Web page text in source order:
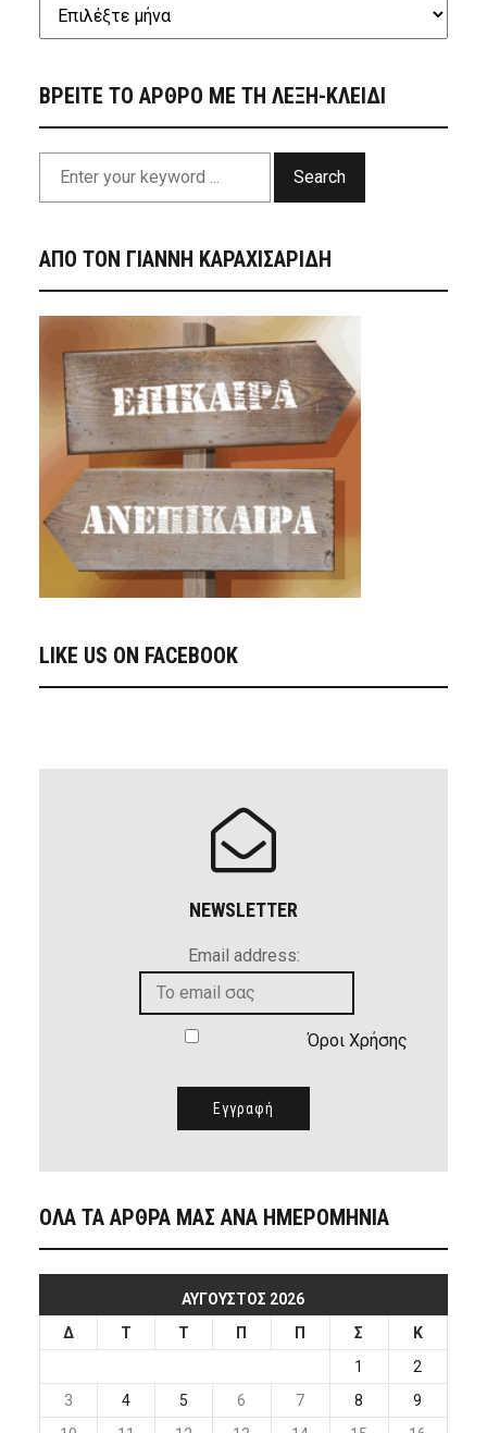
ΒΡΕΙΤΕ ΤΟ ΑΡΘΡΟ ΜΕ ΤΗ ΛΕΞΗ-ΚΛΕΙΔΙ
Search
ΑΠΟ ΤΟΝ ΓΙΑΝΝΗ ΚΑΡΑΧΙΣΑΡΙΔΗ
LIKE US ON FACEBOOK
NEWSLETTER
Email address:
Όροι Χρήσης
ΟΛΑ ΤΑ ΑΡΘΡΑ ΜΑΣ ΑΝΑ ΗΜΕΡΟΜΗΝΙΑ
ΑΎΓΟΥΣΤΟΣ 2026
Δ
Τ Τ Π Π Σ
Κ
1
2
3
4 5 6 7 8
9